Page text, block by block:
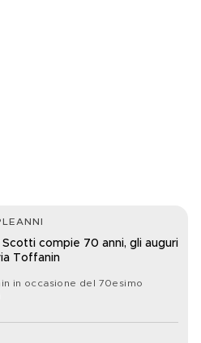
Scotti compie 70 anni, gli auguri
Toffanin
in occasione del 70esimo